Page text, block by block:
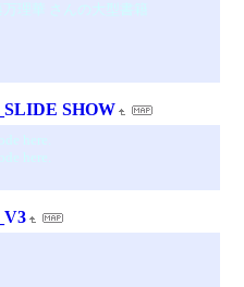
理華 さんの大型書籍
SHOW
here.
here.